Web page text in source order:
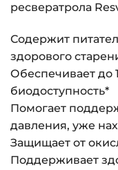
ресвератрола
Содержит
здорового
Обеспечивает до
биодоступность*
Помогает
давления, уже
Защищает от
Поддерживает